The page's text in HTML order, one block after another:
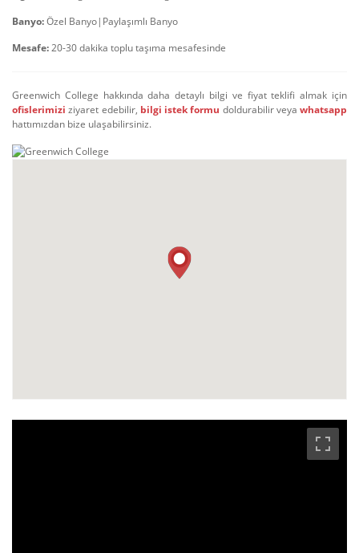
Banyo:Özel Banyo|Paylaşımlı Banyo
Mesafe:20-30 dakika toplu taşıma mesafesinde
Greenwich College hakkında daha detaylı bilgi ve fiyat teklifi almak için
ofislerimizi ziyaret edebilir, bilgi istek formu doldurabilir veya whatsapp
hattımızdan bize ulaşabilirsiniz.